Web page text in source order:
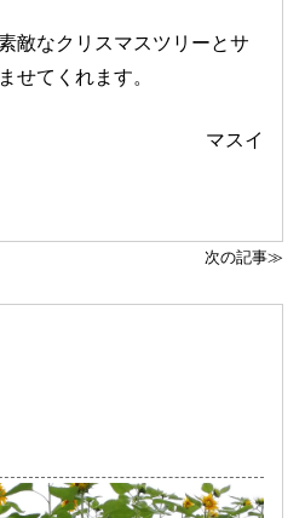
敵なクリスマスツリーとサ
せてくれます。
マスイ
次の記事≫